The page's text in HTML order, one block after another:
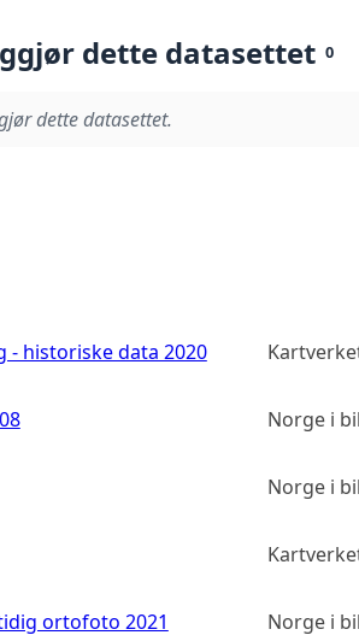
dette datasettet 0
dette datasettet.
- historiske data 2020
Norge i
Norge i
ortofoto 2021 Norge i